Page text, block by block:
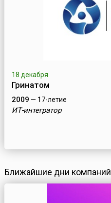
18 декабря
Гринатом
2009 — 17-летие
ИТ-интегратор
Ближайшие дни компаний